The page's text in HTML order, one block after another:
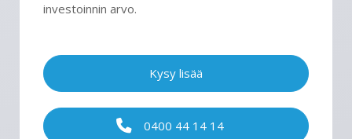
investoinnin arvo.
Kysy lisää
0400 44 14 14